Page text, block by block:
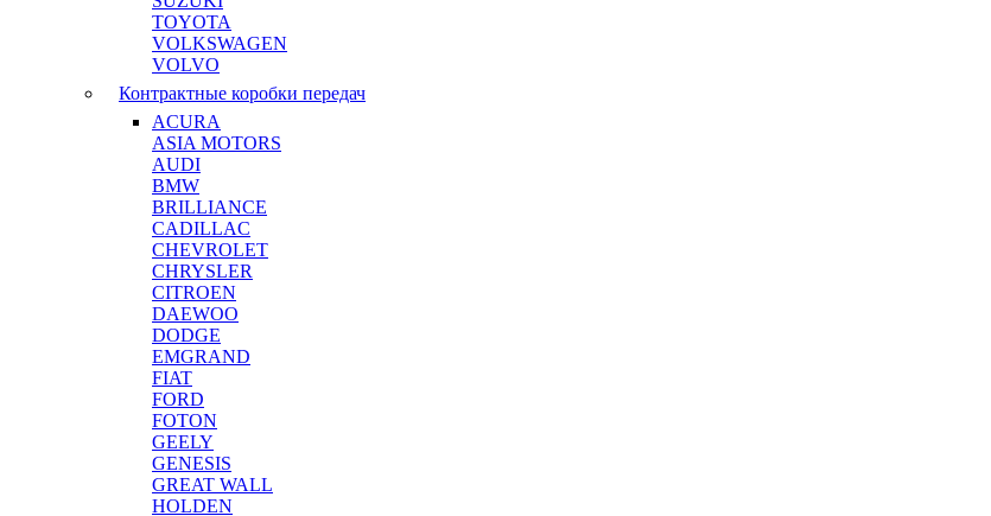
TOYOTA
VOLKSWAGEN
VOLVO
Контрактные коробки передач
ACURA
ASIA MOTORS
AUDI
BMW
BRILLIANCE
CADILLAC
CHEVROLET
CHRYSLER
CITROEN
DAEWOO
DODGE
EMGRAND
FIAT
FORD
FOTON
GEELY
GENESIS
GREAT WALL
HOLDEN